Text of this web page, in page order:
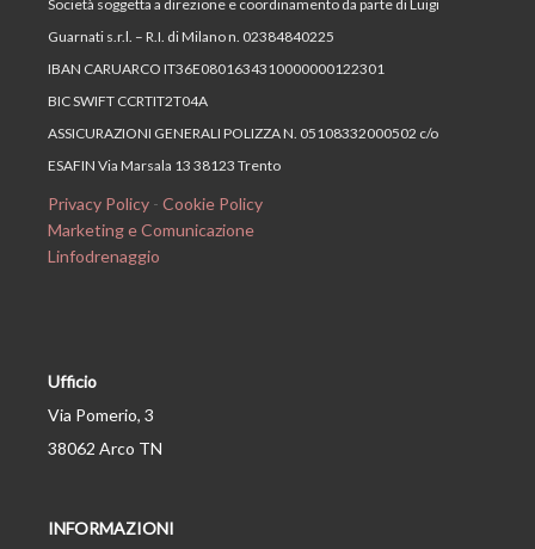
Società soggetta a direzione e coordinamento da parte di Luigi
Guarnati s.r.l. – R.I. di Milano n. 02384840225
IBAN CARUARCO IT36E0801634310000000122301
BIC SWIFT CCRTIT2T04A
ASSICURAZIONI GENERALI POLIZZA N. 05108332000502 c/o
ESAFIN Via Marsala 13 38123 Trento
Privacy Policy - Cookie Policy
Marketing e Comunicazione
Linfodrenaggio
Ufficio
Via Pomerio, 3
38062 Arco TN
INFORMAZIONI